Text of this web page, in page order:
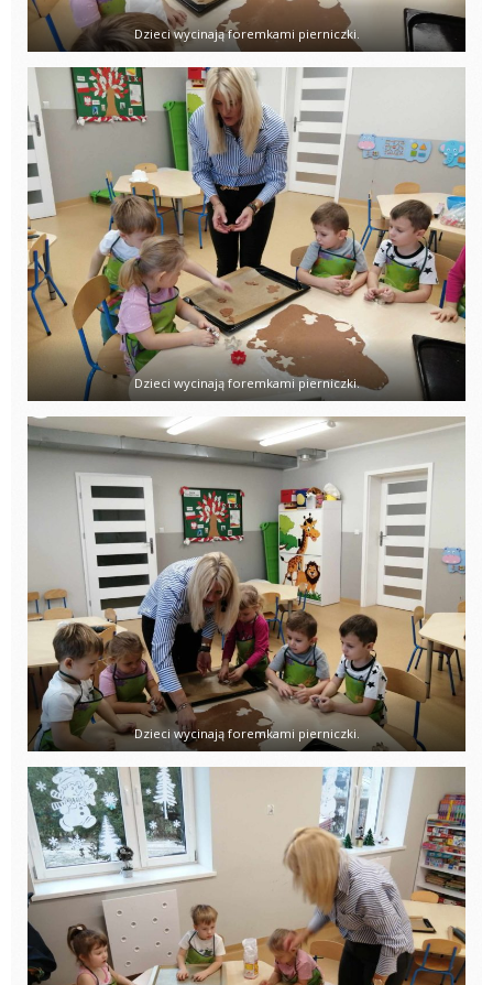
Dzieci wycinają foremkami pierniczki.
Dzieci wycinają foremkami pierniczki.
Dzieci wycinają foremkami pierniczki.